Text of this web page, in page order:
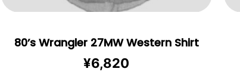
80’s Wrangler 27MW Western Shirt
¥6,820